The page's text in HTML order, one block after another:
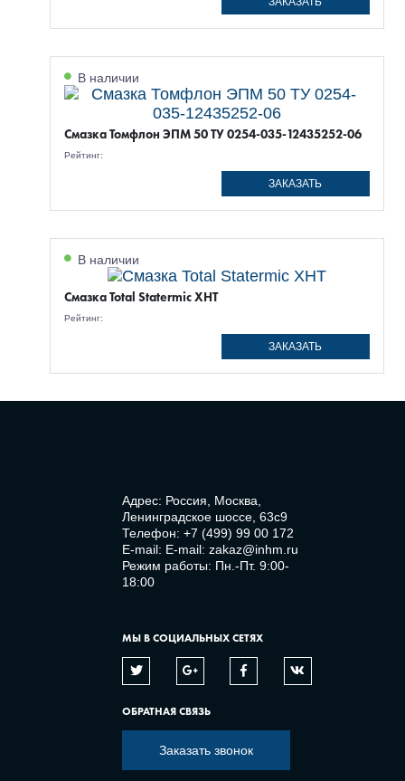
В наличии
Смазка Томфлон ЭПМ 50 ТУ 0254-035-12435252-06
Рейтинг:
ЗАКАЗАТЬ
В наличии
Смазка Total Statermic XHT
Рейтинг:
ЗАКАЗАТЬ
Адрес: Россия, Москва,
Ленинградское шоссе, 63с9
Телефон: +7 (499) 99 00 172
E-mail: E-mail: zakaz@inhm.ru
Режим работы: Пн.-Пт. 9:00-
18:00
МЫ В СОЦИАЛЬНЫХ СЕТЯХ
ОБРАТНАЯ СВЯЗЬ
Заказать звонок